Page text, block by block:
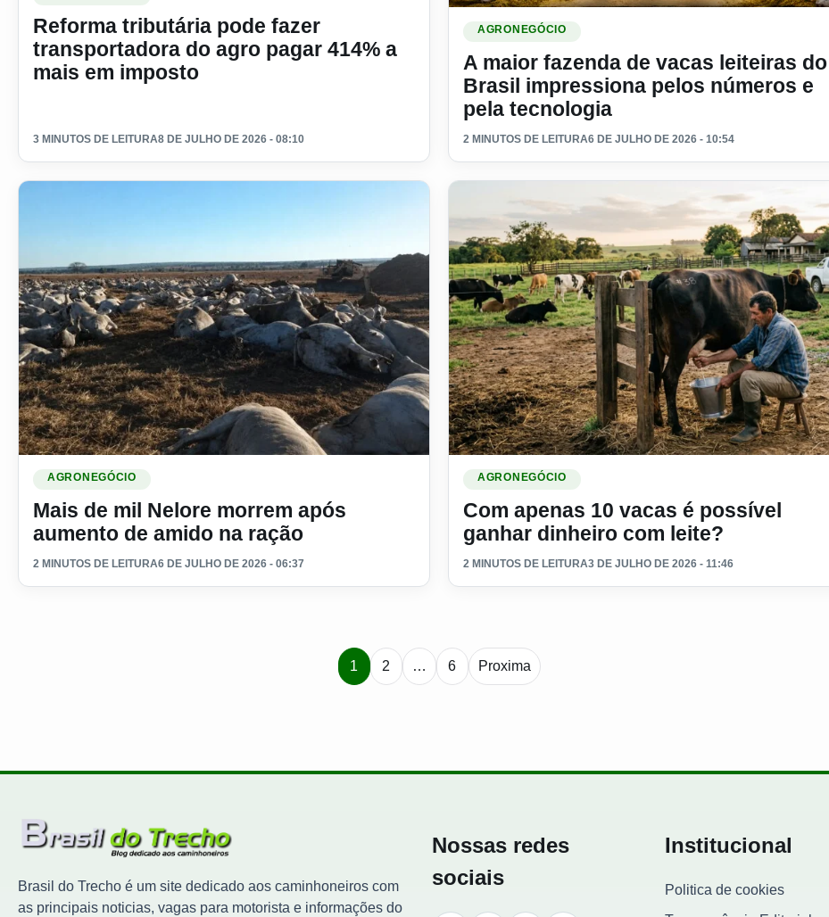
Reforma tributária pode fazer
transportadora do agro pagar 414% a
mais em imposto
3 MINUTOS DE LEITURA8 DE JULHO DE 2026 - 08:10
Ler materia: A maior fazenda de vacas leiteiras do Brasil
AGRONEGÓCIO
A maior fazenda de vacas leiteiras do
Brasil impressiona pelos números e
pela tecnologia
2 MINUTOS DE LEITURA6 DE JULHO DE 2026 - 10:54
AGRONEGÓCIO
Mais de mil Nelore morrem após
aumento de amido na ração
2 MINUTOS DE LEITURA6 DE JULHO DE 2026 - 06:37
AGRONEGÓCIO
Com apenas 10 vacas é possível
ganhar dinheiro com leite?
2 MINUTOS DE LEITURA3 DE JULHO DE 2026 - 11:46
1 2 … 6 Proxima
Brasil do Trecho é um site dedicado aos caminhoneiros com
as principais noticias, vagas para motorista e informações do
Nossas redes
sociais
Institucional
Politica de cookies